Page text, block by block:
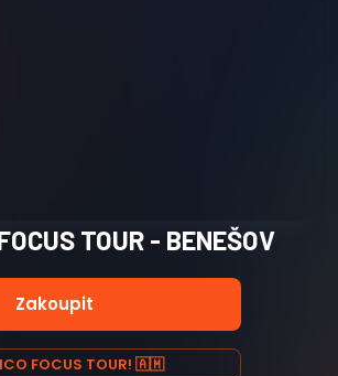
TOUR - BENEŠOV
Zakoupit
FOCUS TOUR! 🇦🇲